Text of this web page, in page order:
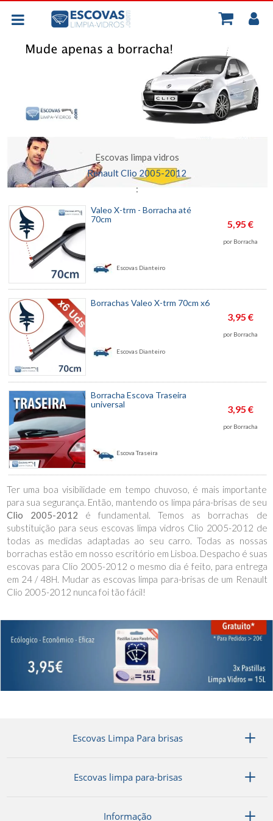
BORRACHAS UNIVERSAIS
ESCOVAS POR CARRO
Escovas limpa vidros
Renault Clio 2005-2012
:
Valeo X-trm - Borracha até
70cm
Escovas Dianteiro
5,95 €
por Borracha
Borrachas Valeo X-trm 70cm x6
Escovas Dianteiro
3,95 €
por Borracha
Borracha Escova Traseira
universal
EscovaTraseira
3,95 €
por Borracha
Ter uma boa visibilidade em tempo chuvoso, é mais importante
para sua segurança. Então, mantendo os limpa pára-brisas de seu
Clio 2005-2012 é fundamental. Temos as borrachas de
substituição para seus escovas limpa vidros Clio 2005-2012 de
todas as medidas adaptadas ao seu carro. Todas as nossas
borrachas estão em nosso escritório em Lisboa. Despacho é suas
escovas para Clio 2005-2012 o mesmo dia é feito, para entrega
em 24 / 48H. Mudar as escovas limpa para-brisas de um Renault
Clio 2005-2012 nunca foi tão fácil!
Escovas Limpa Para brisas
Escovas limpa para-brisas
Informação